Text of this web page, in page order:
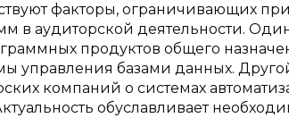
факторы, ограничивающих
в аудиторской деятельности.
продуктов общего
управления базами данных.
компаний о системах
обуславливает